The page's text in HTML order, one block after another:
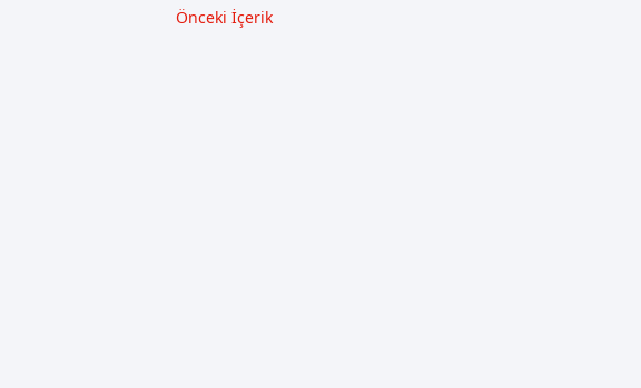
Önceki İçerik